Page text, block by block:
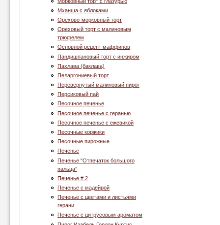
Мханша с яблоками
Орехово-морковный торт
Ореховый торт с малиновым
трюфелем
Основной рецепт маффинов
Пандишпановый торт с инжиром
Пахлава (баклава)
Пеларгониевый торт
Перевернутый малиновый пирог
Персиковый пай
Песочное печенье
Песочное печенье с геранью
Песочное печенье с ежевикой
Песочные коржики
Песочные пирожные
Печенье
Печенье "Отпечаток большого
пальца”
Печенье # 2
Печенье c мадейрой
Печенье с цветами и листьями
герани
Печенье с цитрусовым ароматом